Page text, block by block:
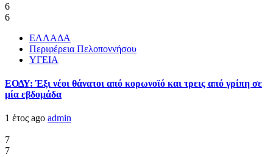
6
6
ΕΛΛΑΔΑ
Περιφέρεια Πελοποννήσου
ΥΓΕΙΑ
ΕΟΔΥ: Έξι νέοι θάνατοι από κορωνοϊό και τρεις από γρίπη σε
μία εβδομάδα
1 έτος ago admin
7
7